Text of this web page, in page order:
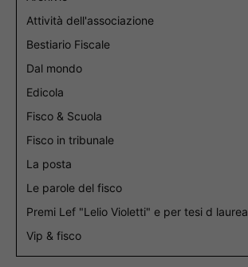
Attività dell'associazione
Bestiario Fiscale
Dal mondo
Edicola
Fisco & Scuola
Fisco in tribunale
La posta
Le parole del fisco
Premi Lef "Lelio Violetti" e per tesi d laurea
Vip & fisco